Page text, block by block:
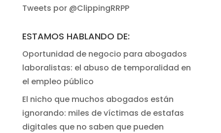
Tweets por @ClippingRRPP
ESTAMOS HABLANDO DE:
Oportunidad de negocio para abogados
laboralistas: el abuso de temporalidad en
el empleo público
El nicho que muchos abogados están
ignorando: miles de víctimas de estafas
digitales que no saben que pueden